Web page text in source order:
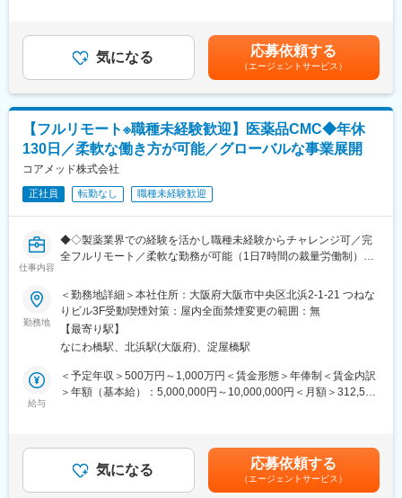
変更の範囲：会社の定める業務
任のPMとして引き継ぎ、体制強化したいと考えております。
■ポジション概要
用設計～問い合わせ対応～データ管理～解析実行～クロージング
（契約/請求）までを一気通貫で推進いただきます。
本ポジションは「研究者」ではなく、
・社内（データサイエンス／開発／オペレーション）
・社外（製薬・医療機関・KOL・CRO等）
を巻き込み、デジタルも活用しながらプロジェクトを前に進める
推進役です。
■担当プロジェクト例
・大学研究室・医療機関と連携した臨床研究支援
※案件は紹介・問い合わせ起点が中心で、アウトバウンドで「取っ
てくる」よりも、引き受けた案件を“成功させる推進”が重要
※1人あたり同時並行：2～3案件程度
■主な業務内容
・PM業務：研究計画作成支援、リクルーティング、オペレーショ
ン設計・実行、問い合わせ対応、データ管理、解析計画、解析実
行
＜昇給有無＞有＜残業手当＞有＜給与補足＞給与改定：年1回スト
ックオプション付与：都度（昨年実績 有）賃金はあくまでも目
安の金額であり、選考を通じて上下する可能性があります。月給
(月額)は固定手当を含めた表記です。
気になる 応募依頼する
（エージェントサービス）
【フルリモート※職種未経験歓迎】医薬品CMC◆年休
130日／柔軟な働き方が可能／グローバルな事業展開
コアメッド株式会社
正社員 転勤なし 職種未経験歓迎
仕事内容
◆◇製薬業界での経験を活かし職種未経験からチャレンジ可／完
全フルリモート／柔軟な勤務が可能（1日7時間の裁量労働制）／
戦略のコンサルティング会社◆◇
■仕事内容：
医薬品開発におけるCMC領域を中心に、コンサルティングおよび
各種申請資料の作成業務をお任せします。
新薬承認に関わる品質・製造・試験に関する戦略立案から資料作
成までを担っていただきます。
る資料の整備・評価・助言・企画の設定
・製造方法/試験方法に関する資料の評価・助言
・安定性試験に関する資料の評価・助言
勤務地
＜勤務地詳細＞本社住所：大阪府大阪市中央区北浜2-1-21 つねな
りビル3F受動喫煙対策：屋内全面禁煙変更の範囲：無
【最寄り駅】
なにわ橋駅、北浜駅(大阪府)、淀屋橋駅
給与
＜予定年収＞500万円～1,000万円＜賃金形態＞年俸制＜賃金内訳
＞年額（基本給）：5,000,000円～10,000,000円＜月額＞312,500
平均で夏2ヶ月分、冬2ヶ月分）賃金はあくまでも目安の金額であ
り、選考を通じて上下する可能性があります。月給(月額)は固定手
当を含めた表記です。
気になる 応募依頼する
（エージェントサービス）